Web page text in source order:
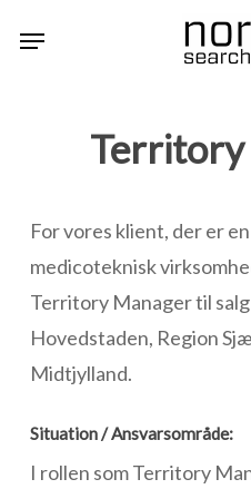
Menu
Territory
For vores klient, der er
medicoteknisk
Territory Manager til
Hovedstaden, Region
Midtjylland.
Situation / Ansvarsområde:
I rollen som Territory